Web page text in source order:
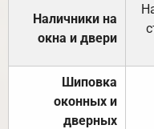
Наличники на
окна и двери
Шиповка
оконных и
дверных